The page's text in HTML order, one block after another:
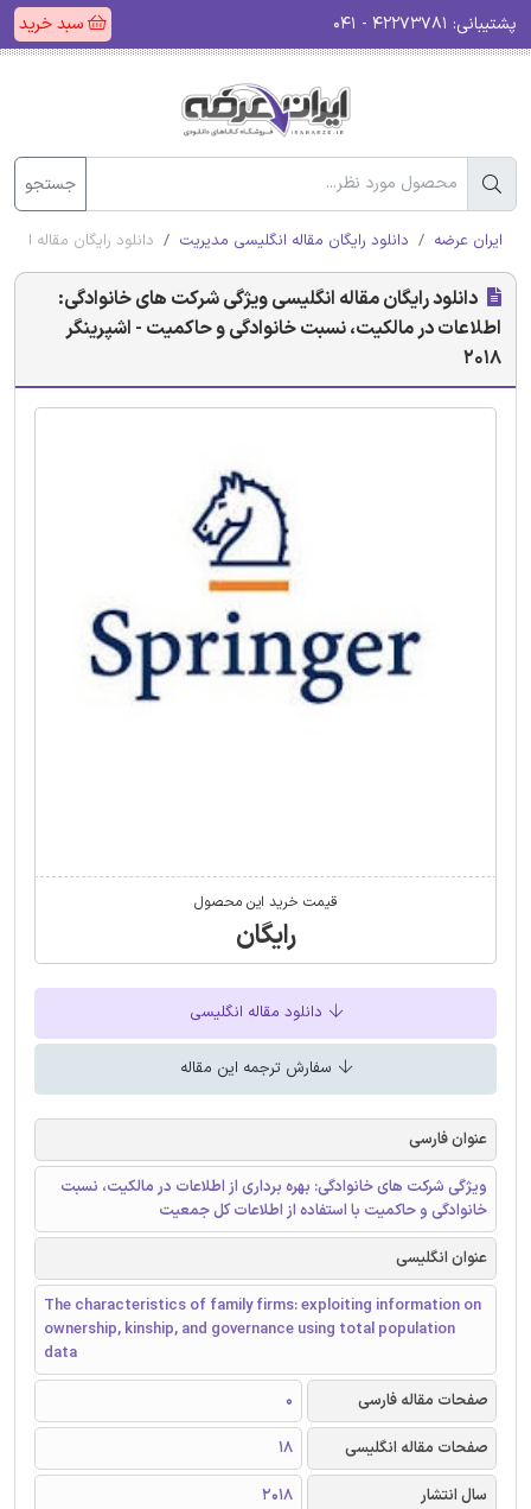
پشتیبانی: سبد خرید
جستجو
ایران عرضه دانلود رایگان مقاله انگلیسی مدیریت دانلود رایگان مقاله
دانلود رایگان مقاله انگلیسی ویژگی شرکت های خانوادگی:
اطلاعات در مالکیت، نسبت خانوادگی و حاکمیت - اشپرینگر
2018
قیمت خرید این محصول
رایگان
دانلود مقاله انگلیسی
سفارش ترجمه این مقاله
عنوان فارسی
ویژگی شرکت های خانوادگی: بهره برداری از اطلاعات در مالکیت، نسبت
خانوادگی و حاکمیت با استفاده از اطلاعات کل جمعیت
عنوان انگلیسی
The characteristics of family firms: exploiting information on
ownership, kinship, and governance using total population
data
صفحات مقاله فارسی
0
صفحات مقاله انگلیسی
18
سال انتشار
2018